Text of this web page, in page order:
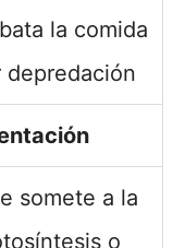
la comida
depredación
somete a la
o